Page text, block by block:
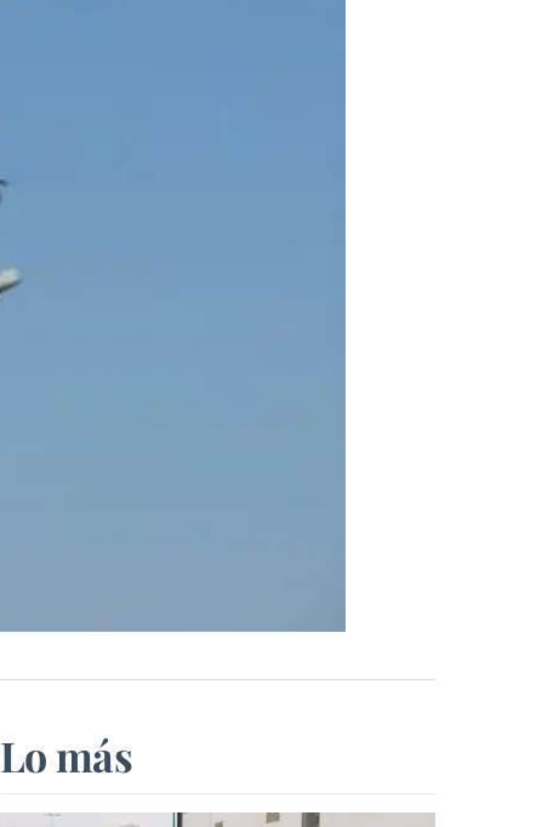
Lo más